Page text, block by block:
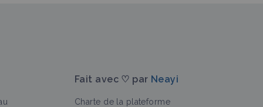
Fait avec ♡ par Neayi
Charte de la plateforme